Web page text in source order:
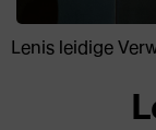
Lenis leidige